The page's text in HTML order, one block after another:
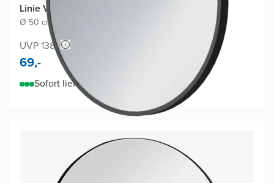
Linie Vivor Badspiegel
Ø 50 cm
UVP 138,-
69,-
Sofort lieferbar